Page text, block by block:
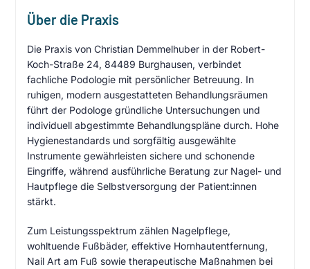
Über die Praxis
Die Praxis von Christian Demmelhuber in der Robert-
Koch-Straße 24, 84489 Burghausen, verbindet
fachliche Podologie mit persönlicher Betreuung. In
ruhigen, modern ausgestatteten Behandlungsräumen
führt der Podologe gründliche Untersuchungen und
individuell abgestimmte Behandlungspläne durch. Hohe
Hygienestandards und sorgfältig ausgewählte
Instrumente gewährleisten sichere und schonende
Eingriffe, während ausführliche Beratung zur Nagel- und
Hautpflege die Selbstversorgung der Patient:innen
stärkt.
Zum Leistungsspektrum zählen Nagelpflege,
wohltuende Fußbäder, effektive Hornhautentfernung,
Nail Art am Fuß sowie therapeutische Maßnahmen bei